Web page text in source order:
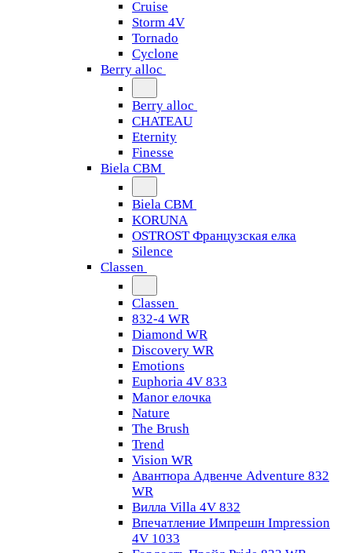
Cruise
Storm 4V
Tornado
Сyclone
Berry alloc
Berry alloc
CHATEAU
Eternity
Finesse
Biela CBM
Biela CBM
KORUNA
OSTROST Французская елка
Silence
Classen
Classen
832-4 WR
Diamond WR
Discovery WR
Emotions
Euphoria 4V 833
Manor елочка
Nature
The Brush
Trend
Vision WR
Авантюра Адвенче Adventure 832
WR
Вилла Villa 4V 832
Впечатление Импрешн Impression
4V 1033